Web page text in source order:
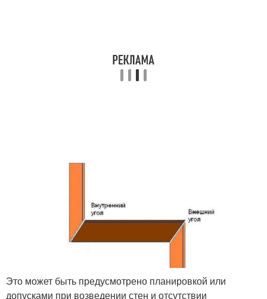
Это может быть предусмотрено планировкой или
допусками при возведении стен и отсутствии